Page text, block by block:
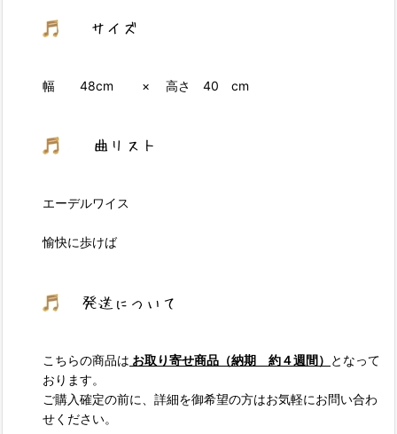
幅 48cm × 高さ 40 cm
エーデルワイス
愉快に歩けば
こちらの商品は お取り寄せ商品（納期 約４週間） となって
おります。
ご購入確定の前に、詳細を御希望の方はお気軽にお問い合わ
せください。